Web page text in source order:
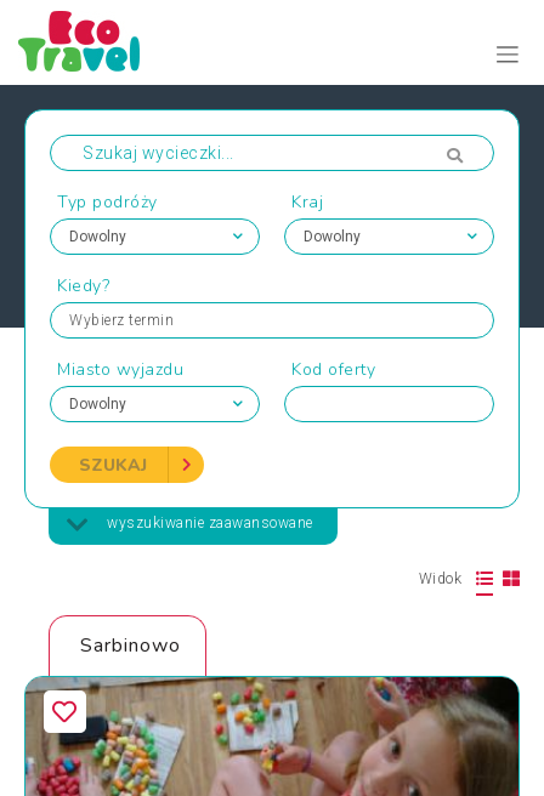
Typ podróży Kraj
Kiedy?
Wybierz termin
Miasto wyjazdu Kod oferty
SZUKAJ
wyszukiwanie zaawansowane
Widok
Sarbinowo